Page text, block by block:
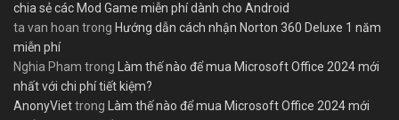
chia sẻ các Mod Game miễn phí dành cho Android
ta van hoan trong Hướng dẫn cách nhận Norton 360 Deluxe 1 năm
miễn phí
Nghia Pham trong Làm thế nào để mua Microsoft Office 2024 mới
nhất với chi phí tiết kiệm?
AnonyViettrong Làm thế nào để mua Microsoft Office 2024 mới